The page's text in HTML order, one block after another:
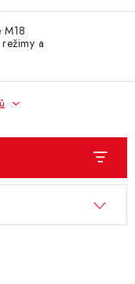
A PLATBA
ZBOŽÍ
M18
a